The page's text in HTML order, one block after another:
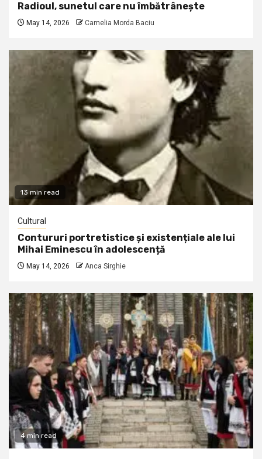
Radioul, sunetul care nu îmbătrânește
May 14, 2026 Camelia Morda Baciu
13 min read
Cultural
Contururi portretistice și existențiale ale lui
Mihai Eminescu în adolescență
May 14, 2026 Anca Sirghie
4 min read